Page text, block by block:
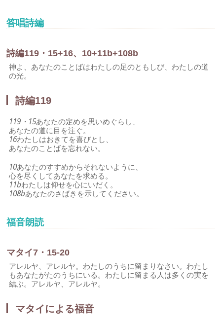
答唱詩編
詩編119・15+16、10+11b+108b
神よ、あなたのことばはわたしの足のともしび、わたしの道
の光。
詩編119
119・15あなたの定めを思いめぐらし、
あなたの道に目を注ぐ。
16わたしはおきてを喜びとし、
あなたのことばを忘れない。
10あなたのすすめからそれないように、
心を尽くしてあなたを求める。
11bわたしは仰せを心にいだく。
108bあなたのさばきを示してください。
福音朗読
マタイ7・15-20
アレルヤ、アレルヤ。わたしのうちに留まりなさい。わたし
もあなたがたのうちにいる。わたしに留まる人は多くの実を
結ぶ。アレルヤ、アレルヤ。
マタイによる福音